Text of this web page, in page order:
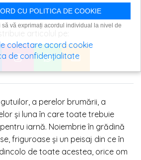
| PLANTE ȘI GRĂDINI |
a perelor brumării, a
și luna în care toate trebuie
iarnă. Noiembrie în grădină
friguroase și un peisaj din ce în
de toate acestea, orice om
CU POLITICA DE COOKIE
să vă exprimați acordul individual la nivel de
colectare acord cookie
de confidențialitate